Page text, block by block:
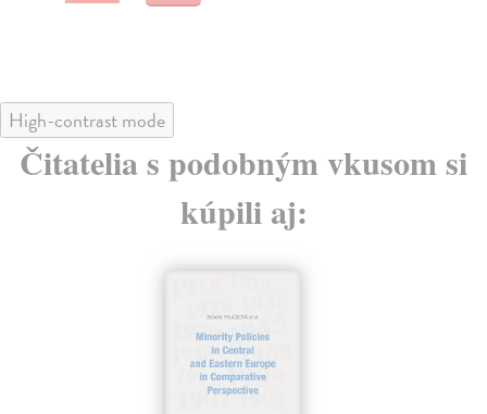
High-contrast mode
Čitatelia s podobným vkusom si
kúpili aj: